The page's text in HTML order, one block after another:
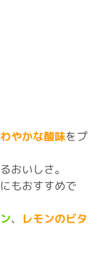
やかな酸味をプ
おいしさ。
もおすすめで
、 レモンのビタ